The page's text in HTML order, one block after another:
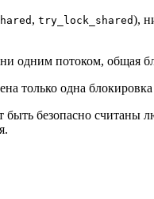
, try_lock_shared),
одним потоком, общая
только одна
безопасно считаны